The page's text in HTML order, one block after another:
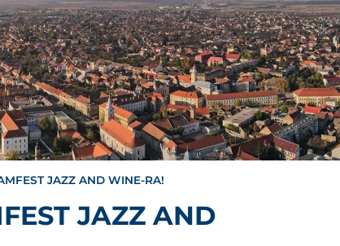
JAZZ AND WINE-RA!
JAZZ AND